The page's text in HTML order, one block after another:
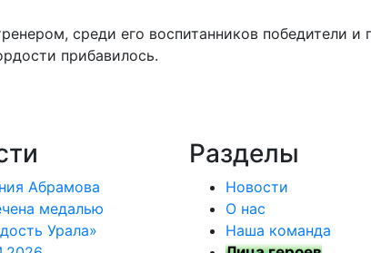
среди его воспитанников победители
прибавилось.
Абрамова
медалью
Урала»
Разделы
Новости
О нас
Наша команда